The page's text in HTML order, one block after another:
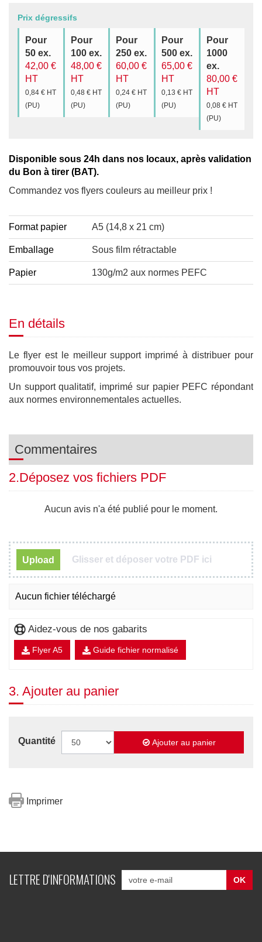
Prix dégressifs
Pour
50 ex.
42,00 €
HT
0,84 € HT
(PU)
Pour
100 ex.
48,00 €
HT
0,48 € HT
(PU)
Pour
250 ex.
60,00 €
HT
0,24 € HT
(PU)
Pour
500 ex.
65,00 €
HT
0,13 € HT
(PU)
Pour
1000
ex.
80,00 €
HT
0,08 € HT
(PU)
Disponible sous 24h dans nos locaux, après validation
du Bon à tirer (BAT).
Commandez vos flyers couleurs au meilleur prix !
Format papier A5 (14,8 x 21 cm)
Emballage Sous film rétractable
Papier 130g/m2 aux normes PEFC
En détails
Le flyer est le meilleur support imprimé à distribuer pour
promouvoir tous vos projets.
Un support qualitatif, imprimé sur papier PEFC répondant
aux normes environnementales actuelles.
Commentaires
2.Déposez vos fichiers PDF
Aucun avis n'a été publié pour le moment.
Upload Glisser et déposer votre PDF ici
Aucun fichier téléchargé
Aidez-vous de nos gabarits
Flyer A5 Guide fichier normalisé
3. Ajouter au panier
Quantité Ajouter au panier
Imprimer
LETTRE D'INFORMATIONS